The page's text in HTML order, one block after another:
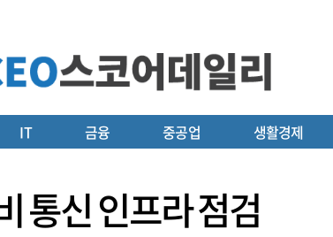
IT 금융 중공업 생활경제
통신 인프라 점검